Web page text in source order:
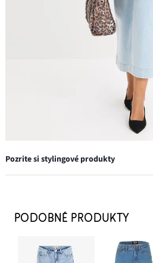
Pozrite si stylingové produkty
13,99 €
PRIDAŤ DO KOŠÍKA
Džínsy Wide Leg, High Waist, cropped
PODOBNÉ PRODUKTY